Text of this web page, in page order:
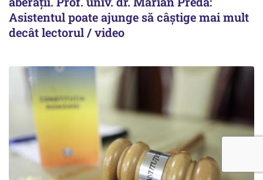
Asistentul poate ajunge să câștige mai mult
decât lectorul / video